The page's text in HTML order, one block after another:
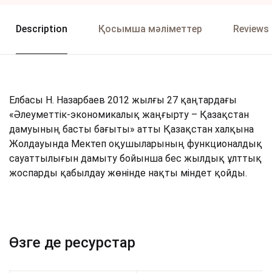
Description Қосымша мәліметтер Reviews
Елбасы Н. Назарбаев 2012 жылғы 27 қаңтардағы
«Әлеуметтік-экономикалық жаңғырту – Қазақстан
дамуының басты бағыты» атты Қазақстан халқына
Жолдауында Мектеп оқушыларының функционалдық
сауаттылығын дамыту бойынша бес жылдық ұлттық
жоспарды қабылдау жөнінде нақты міндет қойды.
Өзге де ресурстар